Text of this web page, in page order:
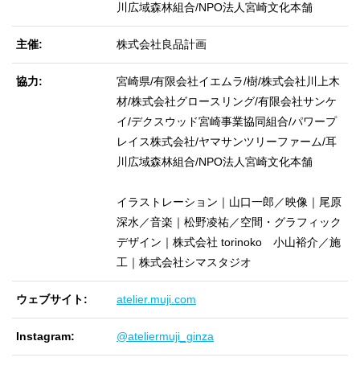
川広域森林組合/NPO法人宮崎文化本舗
主催 株式会社良品計画
協力
宮崎県/有限会社イエムラ/樹/株式会社川上木
材/株式会社グロースリング/有限会社サンケ
イ/デクスウッド宮崎事業協同組合/パワープ
レイス株式会社/ヤマサンツリーファーム/耳
川広域森林組合/NPO法人宮崎文化本舗
イラストレーション｜山口一郎／映像｜尾原
深水／音楽｜松野凌祐／空間・グラフィック
デザイン｜株式会社 torinoko 小山裕介／施
工｜株式会社シマスタジオ
ウェブサイト atelier.muji.com
Instagram @ateliermuji_ginza